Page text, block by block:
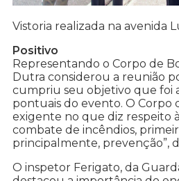
Vistoria realizada na avenida
Positivo
Representando o Corpo de
Dutra considerou a reunião
cumpriu seu objetivo que foi
pontuais do evento. O Corpo
exigente no que diz respeito
combate de incêndios,
principalmente, prevenção”,
O inspetor Ferigato, da